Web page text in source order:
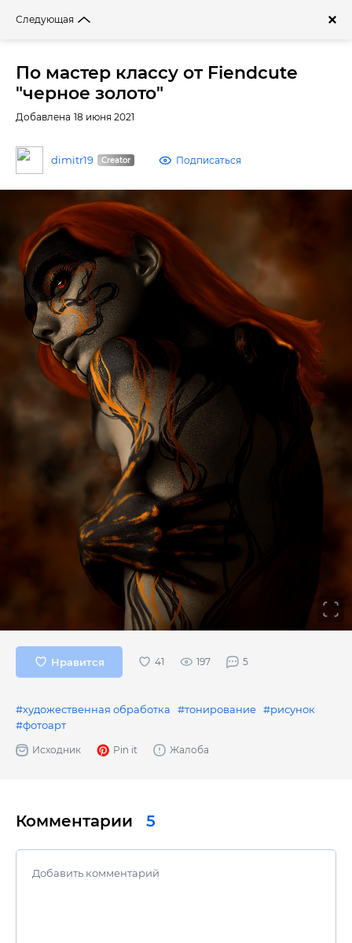
Войти
Следующая
По мастер классу от Fiendcute
"черное золото"
Добавлена 18 июня 2021
dimitr19
Нравится 197 5
#художественная обработка #тонирование #рисунок
#фотоарт
Исходник Pin it Жалоба
Комментарии 5